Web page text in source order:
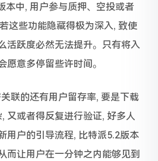
本中, 用户参与质押、空投或者
这些功能隐藏得极为深入, 致使
活跃度必然无法提升。只有将入
愿意多停留些许时间。
关联的还有用户留存率, 要是下载
又或者得反复进行验证, 好多人
用户的引导流程, 比特派5.2版本
而让用户在一分钟之内能够见到